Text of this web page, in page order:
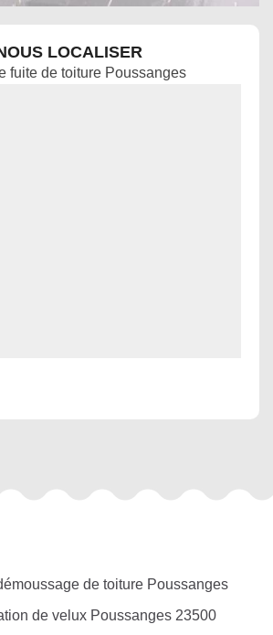
LOCALISER
fuite de toiture Poussanges
de toiture Poussanges
de velux Poussanges 23500